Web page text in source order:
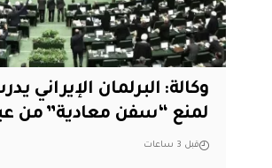
وكالة: البرلمان الإيراني
لمنع “سفن معادية” من
قبل 3 ساعات